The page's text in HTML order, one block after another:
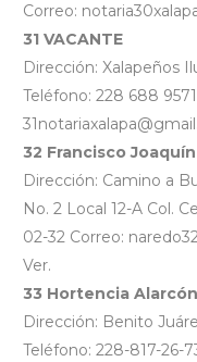
Correo:
31 VACANTE
Dirección: Xalapeños
Teléfono: 228 688
32 Francisco
Dirección: Camino a
No. 2 Local 12-A Col.
02-32 Correo:
Ver.
33 Hortencia
Dirección: Benito
Teléfono: 228-817-26-